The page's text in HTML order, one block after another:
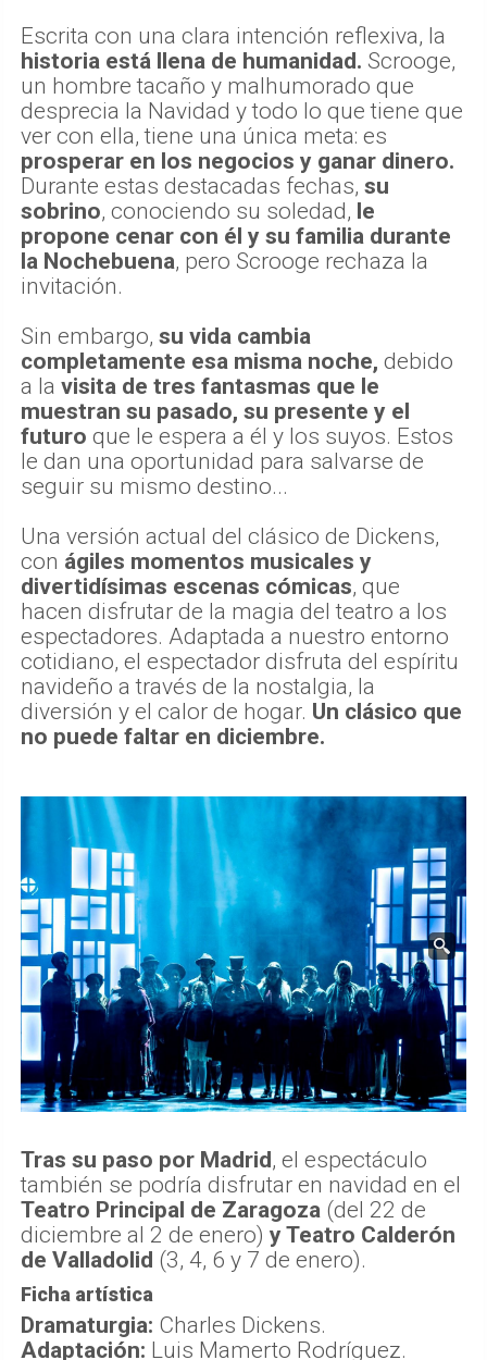
Escrita con una clara intención reflexiva, la
historia está llena de humanidad. Scrooge,
un hombre tacaño y malhumorado que
desprecia la Navidad y todo lo que tiene que
ver con ella, tiene una única meta: es
prosperar en los negocios y ganar dinero.
Durante estas destacadas fechas, su
sobrino, conociendo su soledad, le
propone cenar con él y su familia durante
la Nochebuena, pero Scrooge rechaza la
invitación.
Sin embargo, su vida cambia
completamente esa misma noche, debido
a la visita de tres fantasmas que le
muestran su pasado, su presente y el
futuro que le espera a él y los suyos. Estos
le dan una oportunidad para salvarse de
seguir su mismo destino...
Una versión actual del clásico de Dickens,
con ágiles momentos musicales y
divertidísimas escenas cómicas, que
hacen disfrutar de la magia del teatro a los
espectadores. Adaptada a nuestro entorno
cotidiano, el espectador disfruta del espíritu
navideño a través de la nostalgia, la
diversión y el calor de hogar. Un clásico que
no puede faltar en diciembre.
Tras su paso por Madrid, el espectáculo
también se podría disfrutar en navidad en el
Teatro Principal de Zaragoza (del 22 de
diciembre al 2 de enero) y Teatro Calderón
de Valladolid (3, 4, 6 y 7 de enero).
Ficha artística
Dramaturgia: Charles Dickens.
Adaptación: Luis Mamerto Rodríguez.